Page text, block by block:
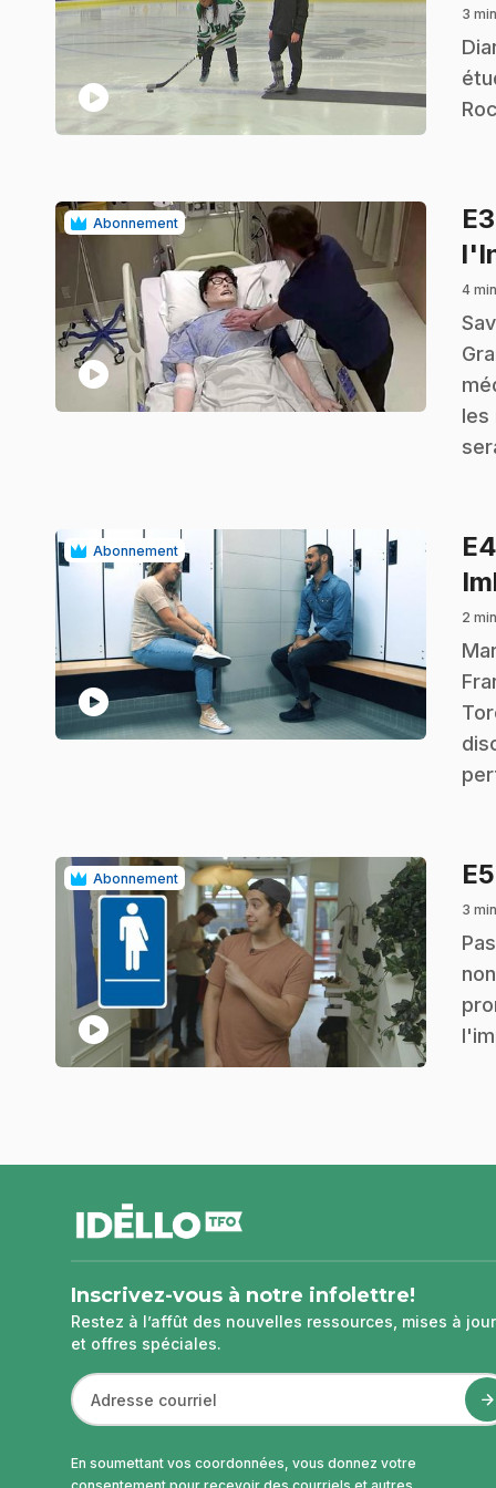
play_circle
3
.
Abonnement
play_circle
E3
4
.
les
Abonnement
play_circle
E4
2
.
Abonnement
play_circle
E5
3
.
pageInscrivez-vous à notre infolettre!
Restez à l’affût des nouvelles ressources, mises à jour
et offres spéciales.
En soumettant vos coordonnées, vous donnez votre